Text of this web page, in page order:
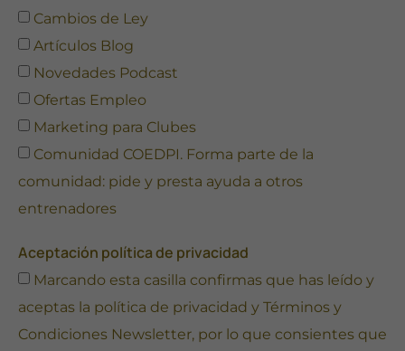
Cambios de Ley
Artículos Blog
Novedades Podcast
Ofertas Empleo
Marketing para Clubes
Comunidad COEDPI. Forma parte de la
comunidad: pide y presta ayuda a otros
entrenadores
Aceptación política de privacidad
Marcando esta casilla confirmas que has leído y
aceptas la política de privacidad y Términos y
Condiciones Newsletter, por lo que consientes que